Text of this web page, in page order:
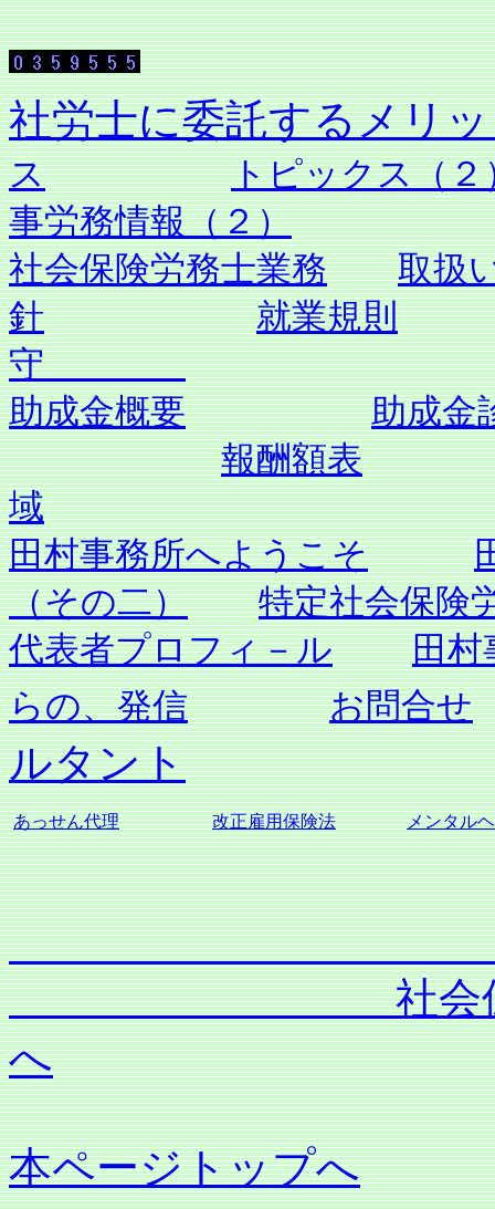
社労士に委託す
ス
トピックス（２
事労務情報（２）
社会保険労務士業務
取扱
針
就業規則
守
助成金概要
助成金
報酬額表
域
田村事務所へようこそ
（その二）
特定社会保険
代表者プロフィ－ル
田
らの、発信
お問合せ
ルタント
あっせん代理 改正雇用保険法 メンタル
社会保険労務
へ
本ページトップへ